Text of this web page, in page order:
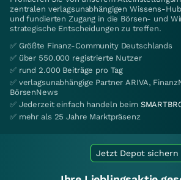
zentralen verlagsunabhängigen Wissens-
und fundierten Zugang in die Börsen- und
strategische Entscheidungen zu treffen.
✅ Größte Finanz-Community Deutschlands
✅ über 550.000 registrierte Nutzer
✅ rund 2.000 Beiträge pro Tag
✅ verlagsunabhängige Partner ARIVA,
BörsenNews
✅ Jederzeit einfach handeln beim
✅ mehr als 25 Jahre Marktpräsenz
Jetzt Depot sichern